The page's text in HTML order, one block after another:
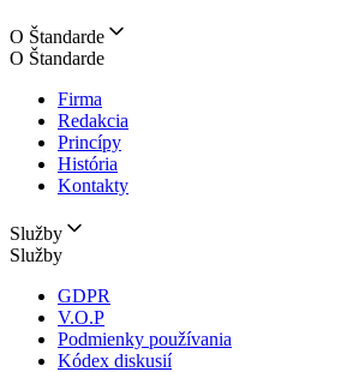
O Štandarde
O Štandarde
Firma
Redakcia
Princípy
História
Kontakty
Služby
Služby
GDPR
V.O.P
Podmienky používania
Kódex diskusií